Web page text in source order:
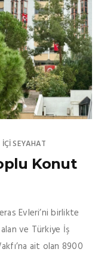
İÇİ SEYAHAT
Konut
Evleri’ni birlikte
ve Türkiye İş
ait olan 8900